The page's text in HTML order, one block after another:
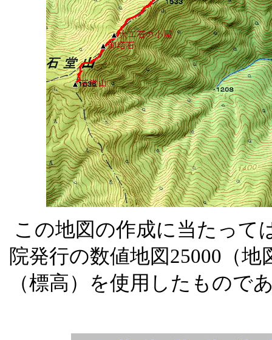
この地図の作成に当たって
院発行の数値地図25000 （
（標高）を使用したもので